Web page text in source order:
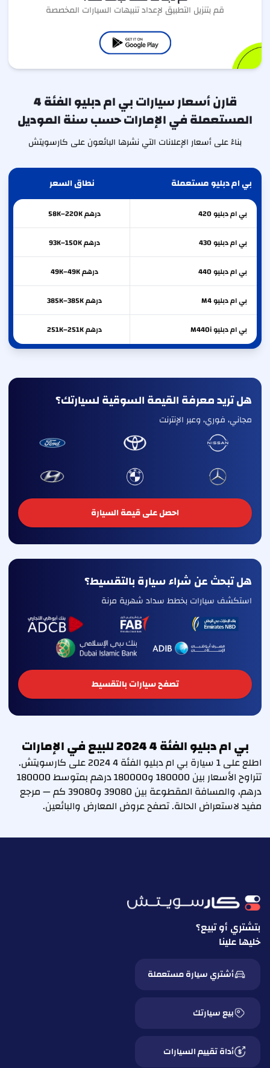
قم بتنزيل التطبيق لإعداد تنبيهات السيارات المخصصة
قارن أسعار سيارات بي ام دبليو الفئة 4
المستعملة في الإمارات حسب سنة الموديل
بناءً على أسعار الإعلانات التي نشرها البائعون على كارسويتش
بي ام دبليو مستعملة نطاق السعر
بي ام دبليو420 درهم 58K–220K
بي ام دبليو430 درهم 93K–150K
بي ام دبليو440 درهم 49K–49K
بي ام دبليوM4 درهم 385K–385K
بي ام دبليوM440i درهم 251K–251K
هل تريد معرفة القيمة السوقية لسيارتك؟
مجاني، فوري، وعبر الإنترنت
احصل على قيمة السيارة
هل تبحث عن شراء سيارة بالتقسيط؟
استكشف سيارات بخطط سداد شهرية مرنة
تصفح سيارات بالتقسيط
بي ام دبليو الفئة 4 2024 للبيع في الإمارات
اطلع على 1 سيارة بي ام دبليو الفئة 4 2024 على كارسويتش.
تتراوح الأسعار بين 180000 و180000 درهم بمتوسط 180000
درهم، والمسافة المقطوعة بين 39080 و39080 كم — مرجع
مفيد لاستعراض الحالة. تصفح عروض المعارض والبائعين.
بتشتري أو تبيع؟
خليها علينا
أشتري سيارة مستعملة
بيع سيارتك
أداة تقييم السيارات